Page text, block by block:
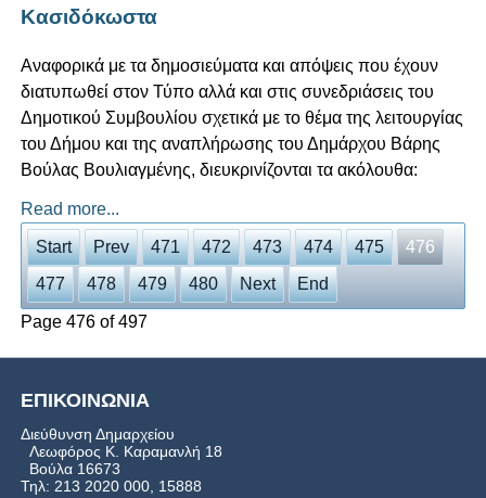
Κασιδόκωστα
Αναφορικά με τα δημοσιεύματα και απόψεις που έχουν
διατυπωθεί στον Τύπο αλλά και στις συνεδριάσεις του
Δημοτικού Συμβουλίου σχετικά με το θέμα της λειτουργίας
του Δήμου και της αναπλήρωσης του Δημάρχου Βάρης
Βούλας Βουλιαγμένης, διευκρινίζονται τα ακόλουθα:
Read more...
Start Prev 471 472 473 474 475
476
477
478 479 480 Next End
Page 476 of 497
ΕΠΙΚΟΙΝΩΝΙΑ
Διεύθυνση Δημαρχείου
Λεωφόρος Κ. Καραμανλή 18
Βούλα 16673
Τηλ: 213 2020 000, 15888